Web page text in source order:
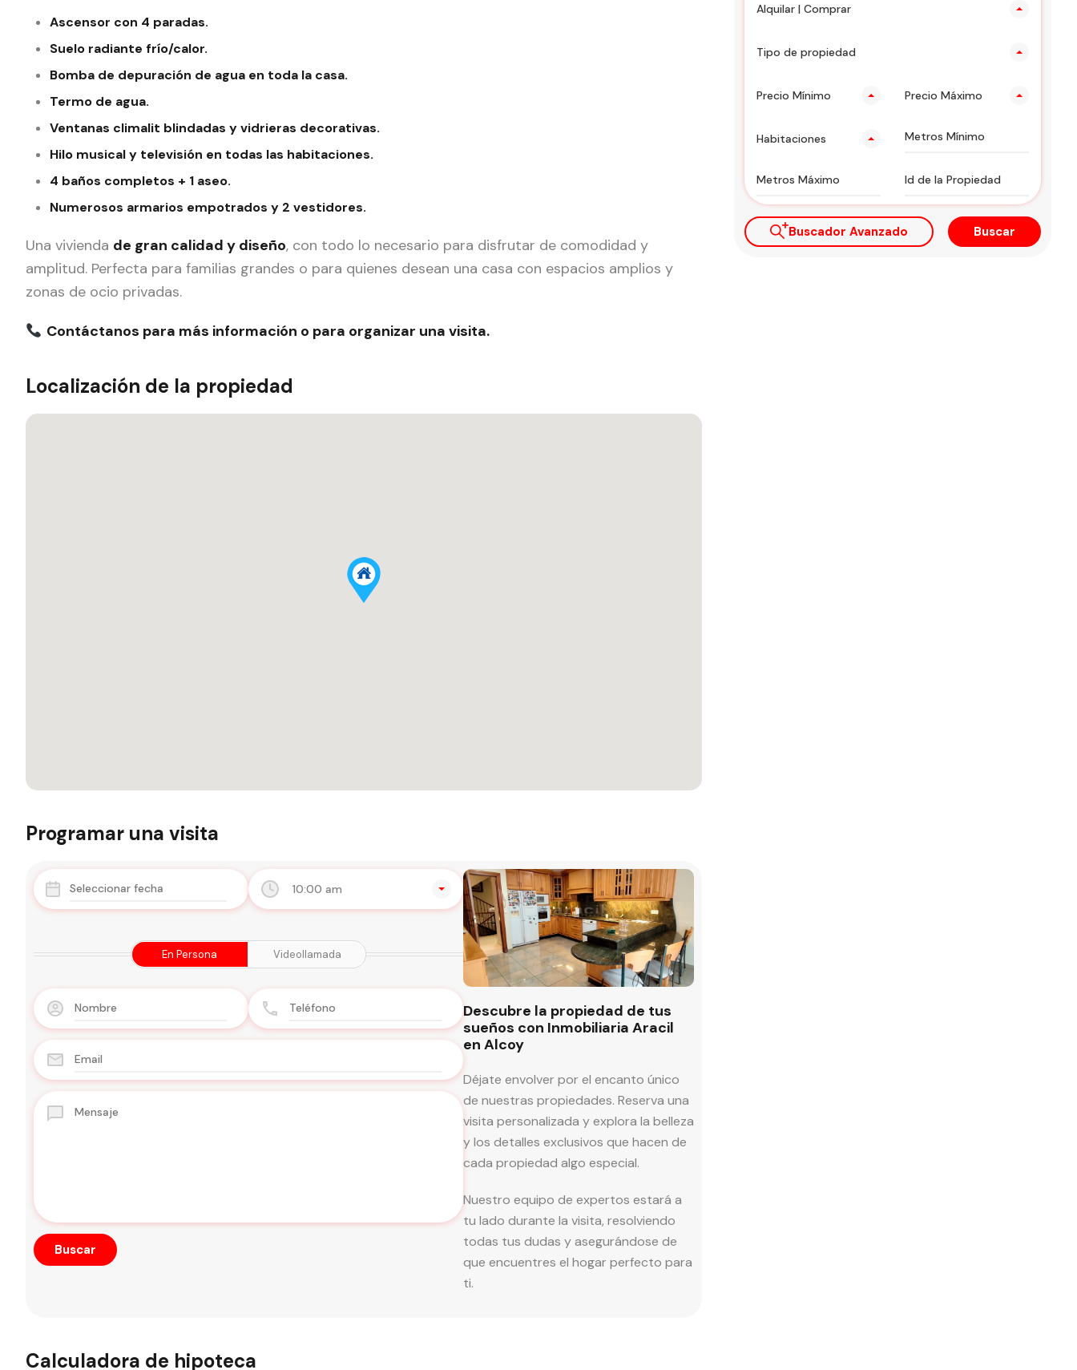
Ascensor con 4 paradas.
Suelo radiante frío/calor.
Bomba de depuración de agua en toda la casa.
Termo de agua.
Ventanas climalit blindadas y vidrieras decorativas.
Hilo musical y televisión en todas las habitaciones.
4 baños completos + 1 aseo.
Numerosos armarios empotrados y 2 vestidores.
Una vivienda de gran calidad y diseño, con todo lo necesario para disfrutar de comodidad y
amplitud. Perfecta para familias grandes o para quienes desean una casa con espacios amplios y
zonas de ocio privadas.
Contáctanos para más información o para organizar una visita.
Localización de la propiedad
Programar una visita
10:00 am
En Persona Videollamada
Descubre la propiedad de tus
sueños con Inmobiliaria Aracil
en Alcoy
Déjate envolver por el encanto único
de nuestras propiedades. Reserva una
visita personalizada y explora la belleza
y los detalles exclusivos que hacen de
cada propiedad algo especial.
Nuestro equipo de expertos estará a
tu lado durante la visita, resolviendo
todas tus dudas y asegurándose de
que encuentres el hogar perfecto para
ti.
Calculadora de hipoteca
Alquilar | Comprar
Tipo de propiedad
Precio Mínimo Precio Máximo
Habitaciones
Buscador Avanzado Buscar